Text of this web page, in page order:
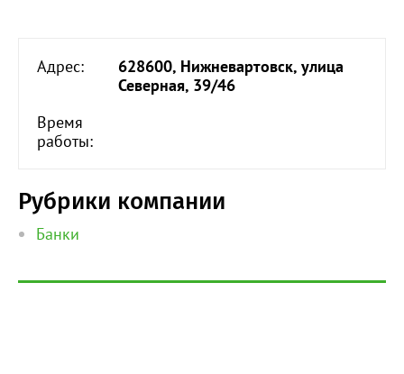
Адрес:
628600, Нижневартовск, улица
Северная, 39/46
Время
работы:
Рубрики компании
Банки